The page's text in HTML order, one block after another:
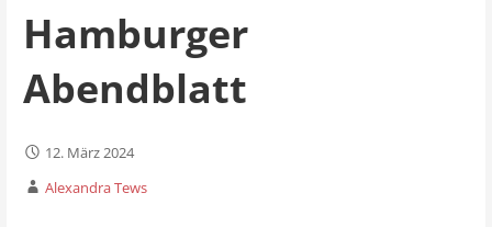
Hamburger
Abendblatt
12. März 2024
Alexandra Tews